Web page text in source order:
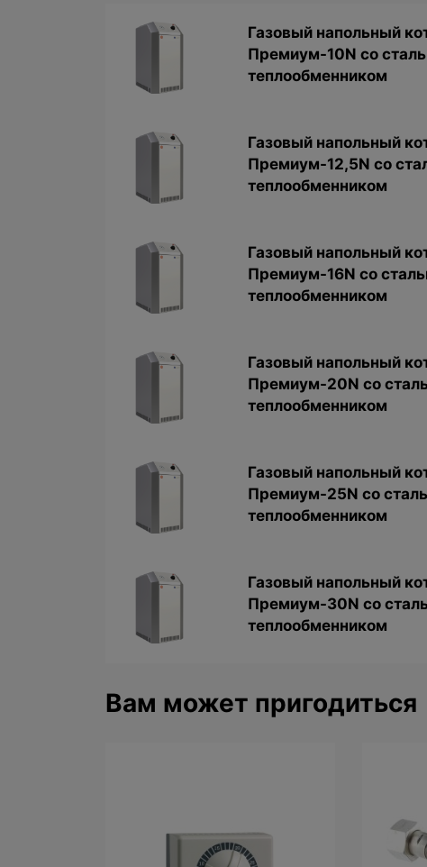
Газовый напольный
Премиум-10N со
теплообменником
Газовый напольный
Премиум-12,5N со
теплообменником
Газовый напольный
Премиум-16N со
теплообменником
Газовый напольный
Премиум-20N со
теплообменником
Газовый напольный
Премиум-25N со
теплообменником
Газовый напольный
Премиум-30N со
теплообменником
Вам может пригодиться